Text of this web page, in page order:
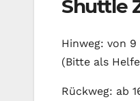
Shuttle
Hinweg: von 9
(Bitte als
Rückweg: ab